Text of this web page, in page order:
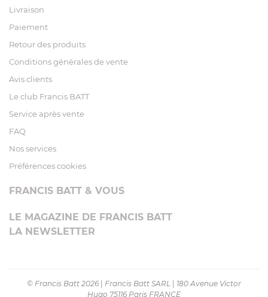
Livraison
Paiement
Retour des produits
Conditions générales de vente
Avis clients
Le club Francis BATT
Service après vente
FAQ
Nos services
Préférences cookies
FRANCIS BATT & VOUS
LE MAGAZINE DE FRANCIS BATT
LA NEWSLETTER
© Francis Batt 2026 Francis Batt SARL
180 Avenue Victor
Hugo 75116 Paris FRANCE